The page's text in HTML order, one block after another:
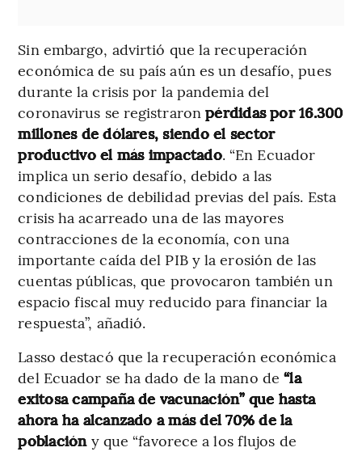
Sin embargo, advirtió que la recuperación
económica de su país aún es un desafío, pues
durante la crisis por la pandemia del
coronavirus se registraronpérdidas por 16.300
millones de dólares, siendo el sector
productivo el más impactado. “En Ecuador
implica un serio desafío, debido a las
condiciones de debilidad previas del país. Esta
crisis ha acarreado una de las mayores
contracciones de la economía, con una
importante caída del PIB y la erosión de las
cuentas públicas, que provocaron también un
espacio fiscal muy reducido para financiar la
respuesta”, añadió.
Lasso destacó que la recuperación económica
del Ecuador se ha dado de la mano de“la
exitosa campaña de vacunación” que hasta
ahora ha alcanzado a más del 70% de la
poblacióny que “favorece a los flujos de